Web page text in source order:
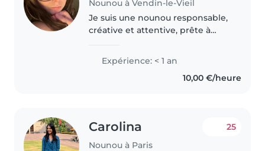
Nounou à Vendin-le-Vieil
Je suis une nounou responsable,
créative et attentive, prête à
soin. Bien que je débute dans le
domaine, je suis passionnée par
Expérience: < 1 an
10,00 €/heure
Carolina
Nounou à Paris
25